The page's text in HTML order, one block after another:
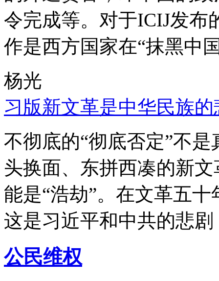
令完成等。对于ICIJ发布
作是西方国家在“抹黑中
杨光
习版新文革是中华民族的
不彻底的“彻底否定”不
头换面、东拼西凑的新
能是“浩劫”。在文革五
这是习近平和中共的悲
公民维权